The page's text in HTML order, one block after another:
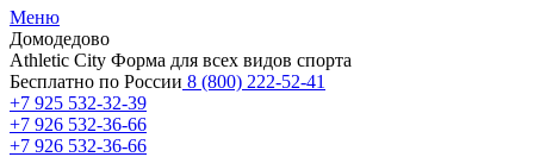
Меню
Домодедово
Athletic City Форма для всех видов спорта
Бесплатно по России 8 (800) 222-52-41
+7 925 532-32-39
+7 926 532-36-66
+7 926 532-36-66